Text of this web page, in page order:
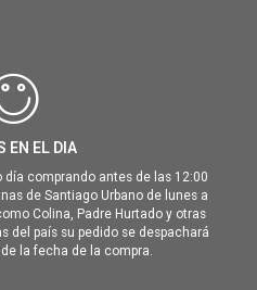
EN EL DIA
comprando antes de las 12:00
de Santiago Urbano de lunes a
Colina, Padre Hurtado y otras
del país su pedido se despachará
la fecha de la compra.